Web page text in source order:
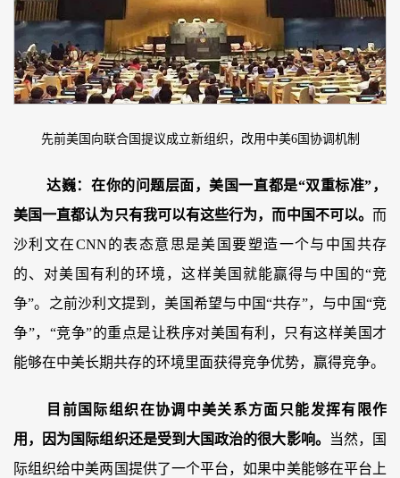
先前美国向联合国提议成立新组织，改用中美6国协调机制
达巍：在你的问题层面，美国一直都是“双重标准”，
美国一直都认为只有我可以有这些行为，而中国不可以。 而
沙利文在CNN的表态意思是美国要塑造一个与中国共存
的、对美国有利的环境，这样美国就能赢得与中国的“竞
争”。之前沙利文提到，美国希望与中国“共存”，与中国“竞
争”，“竞争”的重点是让秩序对美国有利，只有这样美国才
能够在中美长期共存的环境里面获得竞争优势，赢得竞争。
目前国际组织在协调中美关系方面只能发挥有限作
用，因为国际组织还是受到大国政治的很大影响。
当然，国
际组织给中美两国提供了一个平台，如果中美能够在平台上